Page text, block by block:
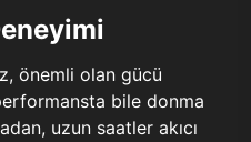
önemli olan gücü
bile donma
uzun saatler akıcı